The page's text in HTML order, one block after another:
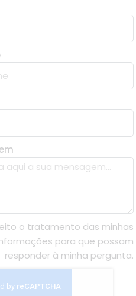
o tratamento das minhas
para que possam
responder à minha pergunta.